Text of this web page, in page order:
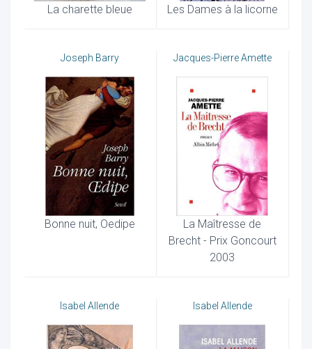
La charette bleue Les Dames à la licorne
Joseph Barry
Bonne nuit, Oedipe
Jacques-Pierre Amette
La Maîtresse de
Brecht - Prix Goncourt
2003
Isabel Allende Isabel Allende